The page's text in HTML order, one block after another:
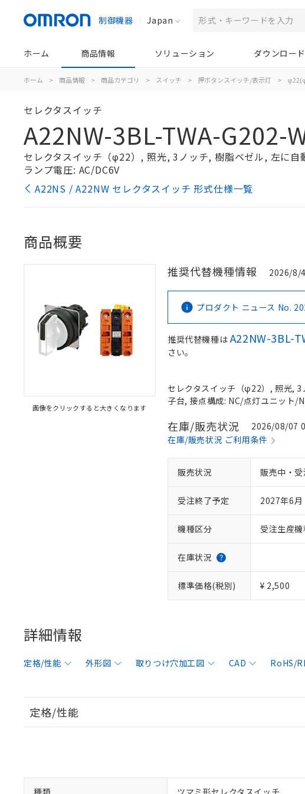
制御機器 Japan
ホーム 商品情報 ソリューション ダウンロード
ホーム > 商品情報 > 商品カテゴリ > スイッチ > 押ボタンスイッチ/表示灯 >
セレクタスイッチ
A22NW-3BL-TWA-G202-
セレクタスイッチ（φ22）, 照光, 3ノッチ, 樹脂ベゼル, 左に
ランプ電圧: AC/DC6V
A22NS / A22NW セレクタスイッチ 形式仕様一覧
商品概要
画像をクリックすると大きくなります
推奨代替機種情報 2026/8/
プロダクト ニュース No.
推奨代替機種はA22NW-3BL-
さい。
セレクタスイッチ（φ22）, 照光,
子台, 接点構成: NC/点灯ユニット/
在庫/販売状況
2026/08/07
在庫/販売状況 ご利用条件
販売状況 販売中・
受注終了予定 2027年6月
機種区分 受注生産
在庫状況
標準価格(税別) ¥ 2,500
詳細情報
定格/性能 外形図 取りつけ穴加工図 CAD RoHS/
定格/性能
種類 ツマミ形セレクタスイッチ